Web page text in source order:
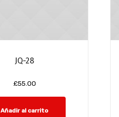
JQ-28
£55.00
Añadir al carrito